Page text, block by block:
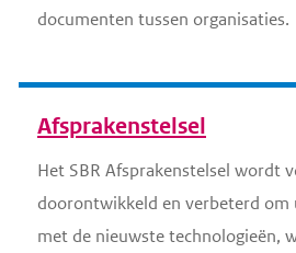
t
documenten tussen organisaties.
Afsprakenstelsel
Het SBR Afsprakenstelsel wordt
doorontwikkeld en verbeterd
met de nieuwste technologieën,